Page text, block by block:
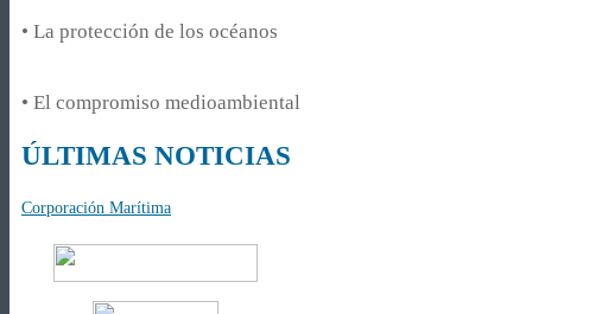
• La protección de los océanos
• El compromiso medioambiental
ÚLTIMAS NOTICIAS
Corporación Marítima